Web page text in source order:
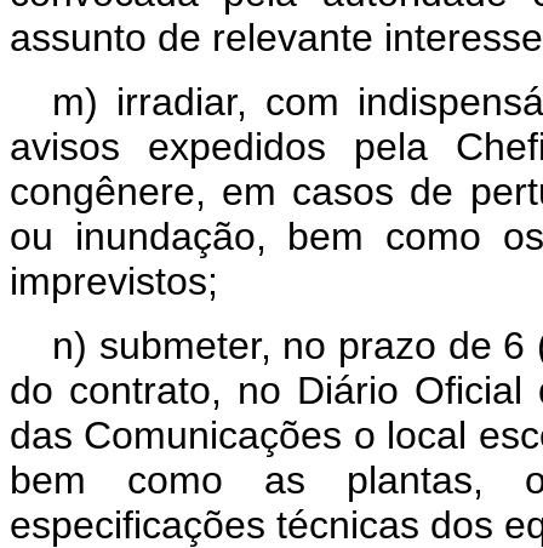
assunto de relevante
m) irradiar, com
avisos expedidos pela
congênere, em casos de
ou inundação, bem como
imprevistos;
n) submeter, no prazo de
do contrato, no Diário
das Comunicações o local
bem como as plantas,
especificações técnicas dos